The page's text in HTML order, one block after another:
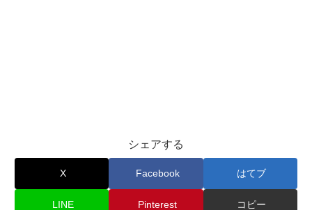
シェアする
X Facebook はてブ
LINE Pinterest コピー